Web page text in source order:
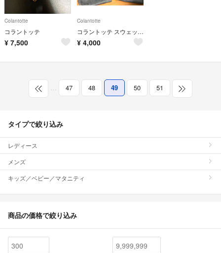
Colantotte
コラントッテ
¥ 7,500
Colantotte
コラントッテ スウェット 上下セット
¥ 4,000
… 47 48 49 50 51
タイプで絞り込み
レディース
メンズ
キッズ／ベビー／マタニティ
商品の価格で絞り込み